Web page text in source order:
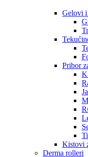
Gelovi
Pribor
Kistovi
Derma rolleri